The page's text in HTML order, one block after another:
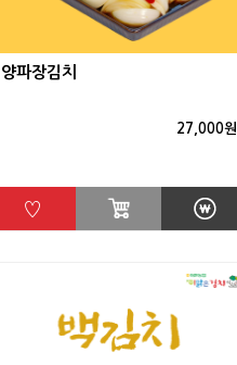
양파장김치
27,000원
♡